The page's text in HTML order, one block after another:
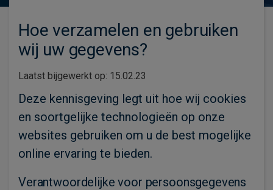
Hoe verzamelen en gebruiken
wij uw gegevens?
Laatst bijgewerkt op: 15.02.23
Deze kennisgeving legt uit hoe wij cookies
en soortgelijke technologieën op onze
websites gebruiken om u de best mogelijke
online ervaring te bieden.
Verantwoordelijke voor persoonsgegevens